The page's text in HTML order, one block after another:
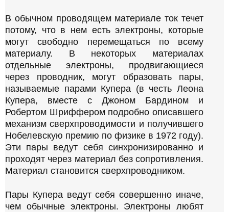
В обычном проводящем материале ток течет
потому, что в нем есть электроны, которые
могут свободно перемещаться по всему
материалу. В некоторых материалах
отдельные электроны, продвигающиеся
через проводник, могут образовать пары,
называемые парами Купера (в честь Леона
Купера, вместе с Джоном Бардином и
Робертом Шриффером подробно описавшего
механизм сверхпроводимости и получившего
Нобелевскую премию по физике в 1972 году).
Эти пары ведут себя синхронизированно и
проходят через материал без сопротивления.
Материал становится сверхпроводником.
Пары Купера ведут себя совершенно иначе,
чем обычные электроны. Электроны любят